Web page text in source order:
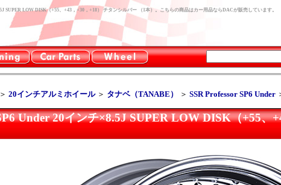
SUPER LOW DISK（+55、+43，+30，+18） チタンシルバー （1本）。こちらの商品はカー用品ならDACが販売しています。
20インチアルミホイール＞ タナベ（TANABE） ＞ SSR Professor SP6 Under
Under 20インチ×8.5J SUPER LOW DISK（+55、